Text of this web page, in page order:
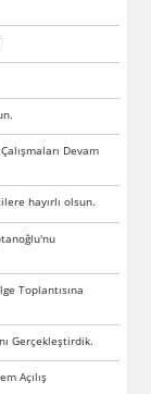
Devam
hayırlı olsun.
Toplantısına
Gerçekleştirdik.
Açılış